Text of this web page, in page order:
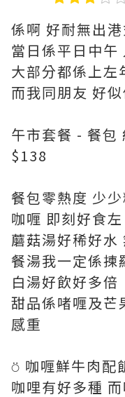
係啊 好耐無出
當日係平日中午
大部分都係上左
而我同朋友 好
午市套餐 - 餐包
$138
餐包零熱度 少
咖喱 即刻好食左
蘑菇湯好稀好水
餐湯我一定係揀
白湯好飲好多倍
甜品係啫喱及芒
感重
⍥ 咖喱鮮牛肉配
咖哩有好多種